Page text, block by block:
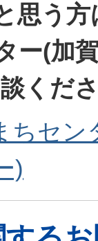
思う
ー(加
くだ
ちセン
)